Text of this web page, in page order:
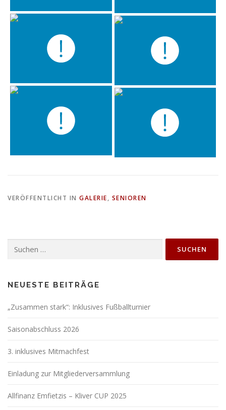
VERÖFFENTLICHT IN GALERIE, SENIOREN
nach:
NEUESTE BEITRÄGE
„Zusammen stark“: Inklusives Fußballturnier
Saisonabschluss 2026
3. inklusives Mitmachfest
Einladung zur Mitgliederversammlung
Allfinanz Emfietzis – Kliver CUP 2025